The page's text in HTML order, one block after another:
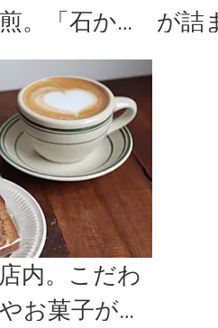
。「石かわ
熱いこだわ
が詰
内。こだわ
お菓子が楽